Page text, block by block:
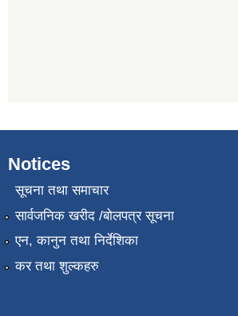
Notices
सूचना तथा समाचार
सार्वजनिक खरीद /बोलपत्र सूचना
एन, कानुन तथा निर्देशिका
कर तथा शुल्कहरु